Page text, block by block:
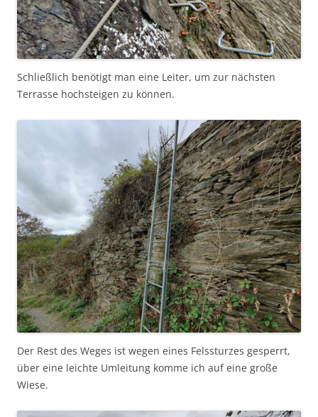
Schließlich benötigt man eine Leiter, um zur nächsten
Terrasse hochsteigen zu können.
Der Rest des Weges ist wegen eines Felssturzes gesperrt,
über eine leichte Umleitung komme ich auf eine große
Wiese.